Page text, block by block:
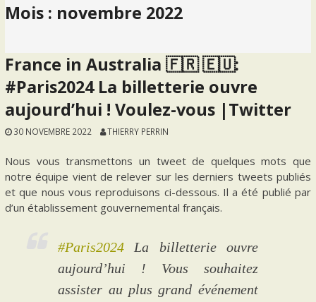
Mois : novembre 2022
France in Australia 🇫🇷 🇪🇺:
#Paris2024 La billetterie ouvre
aujourd’hui ! Voulez-vous |Twitter
30 NOVEMBRE 2022 THIERRY PERRIN
Nous vous transmettons un tweet de quelques mots que
notre équipe vient de relever sur les derniers tweets publiés
et que nous vous reproduisons ci-dessous. Il a été publié par
d’un établissement gouvernemental français.
#Paris2024 La billetterie ouvre
aujourd’hui ! Vous souhaitez
assister au plus grand événement